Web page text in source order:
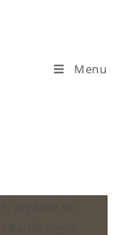
Menu